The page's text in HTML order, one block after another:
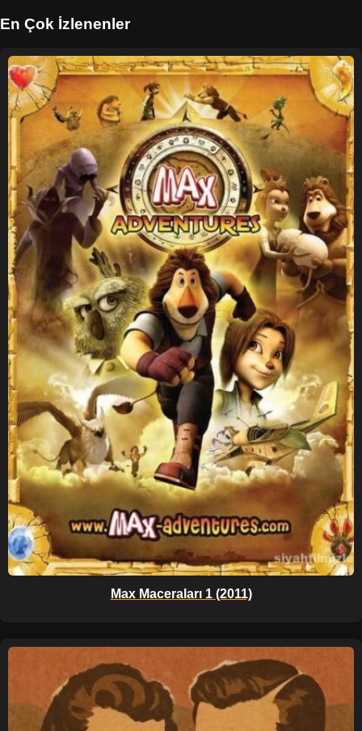
En Çok İzlenenler
Max Maceraları 1 (2011)